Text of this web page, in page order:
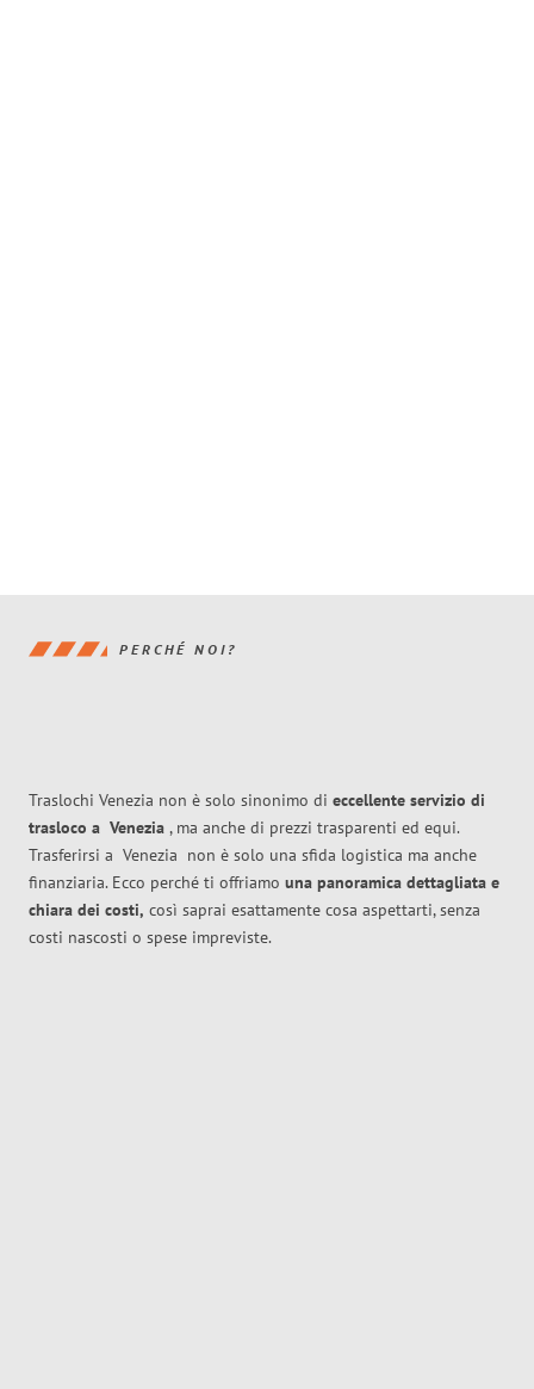
PERCHÉ NOI?
Traslochi Venezia non è solo sinonimo di eccellente servizio di
trasloco a Venezia , ma anche di prezzi trasparenti ed equi.
Trasferirsi a Venezia non è solo una sfida logistica ma anche
finanziaria. Ecco perché ti offriamo una panoramica dettagliata e
chiara dei costi, così saprai esattamente cosa aspettarti, senza
costi nascosti o spese impreviste.